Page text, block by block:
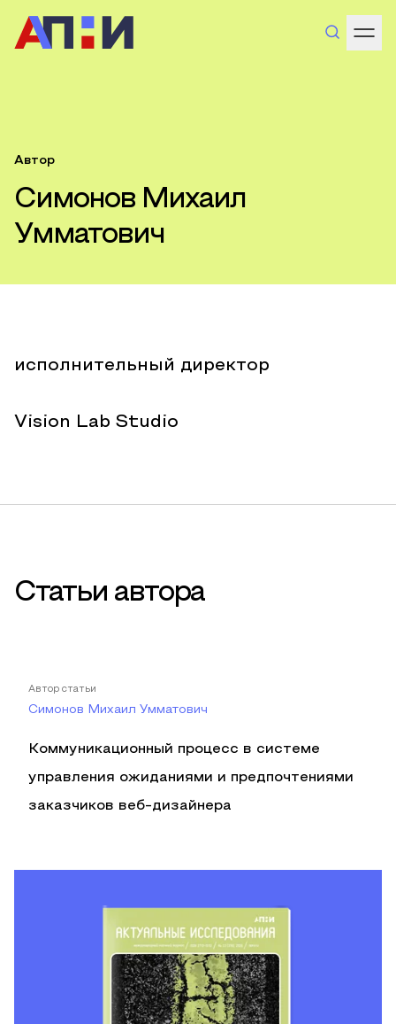
Автор
Симонов Михаил
Умматович
исполнительный директор
Vision Lab Studio
Статьи автора
Автор статьи
Симонов Михаил Умматович
Коммуникационный процесс в системе
управления ожиданиями и предпочтениями
заказчиков веб-дизайнера